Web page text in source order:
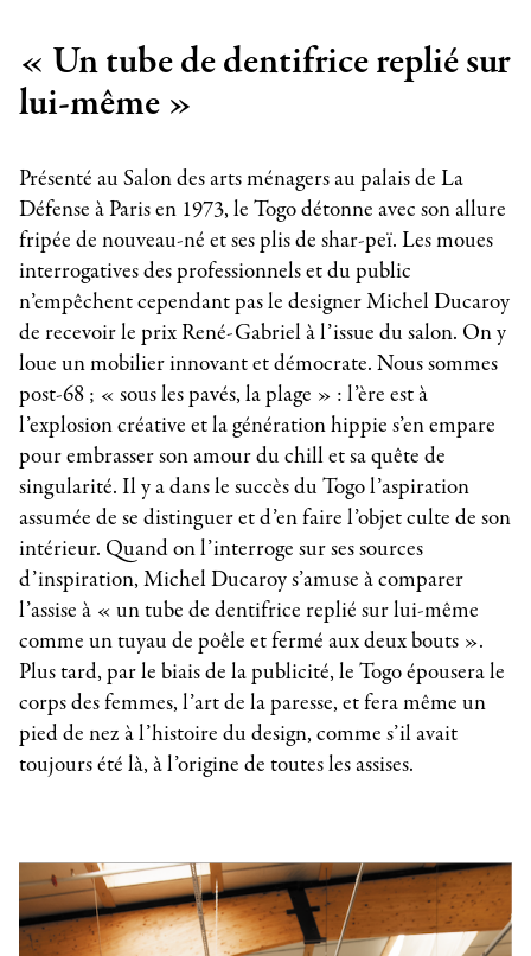
« Un tube de dentifrice replié sur
lui-même »
Présenté au Salon des arts ménagers au palais de La
Défense à Paris en 1973, le Togo détonne avec son allure
fripée de nouveau-né et ses plis de shar-peï. Les moues
interrogatives des professionnels et du public
n’empêchent cependant pas le designer Michel Ducaroy
de recevoir le prix René-Gabriel à l’issue du salon. On y
loue un mobilier innovant et démocrate. Nous sommes
post-68 ; « sous les pavés, la plage » : l’ère est à
l’explosion créative et la génération hippie s’en empare
pour embrasser son amour du chill et sa quête de
singularité. Il y a dans le succès du Togo l’aspiration
assumée de se distinguer et d’en faire l’objet culte de son
intérieur. Quand on l’interroge sur ses sources
d’inspiration, Michel Ducaroy s’amuse à comparer
l’assise à « un tube de dentifrice replié sur lui-même
comme un tuyau de poêle et fermé aux deux bouts ».
Plus tard, par le biais de la publicité, le Togo épousera le
corps des femmes, l’art de la paresse, et fera même un
pied de nez à l’histoire du design, comme s’il avait
toujours été là, à l’origine de toutes les assises.